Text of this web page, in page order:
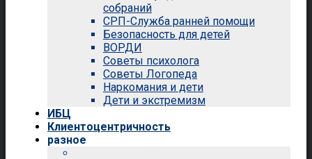
собраний
СРП-Служба ранней помощи
Безопасность для детей
ВОРДИ
Советы психолога
Советы Логопеда
Наркомания и дети
Дети и экстремизм
ИБЦ
Клиентоцентричность
разное